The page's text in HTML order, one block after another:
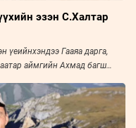
эзэн С.Халтар
үеийнхэндээ Гааяа дарга,
аймгийн Ахмад багш
урьж, ярилцлаа. Эрч
улс, орны нийгэм, эдийн
тодхон харагдана.